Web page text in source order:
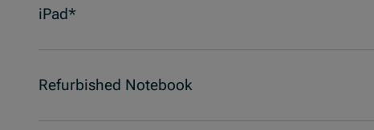
iPad*
Refurbished Notebook